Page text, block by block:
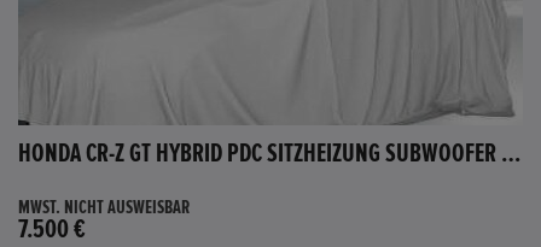
HONDA CR-Z GT HYBRID PDC SITZHEIZUNG SUBWOOFER BLUETOOTH
MWST. NICHT AUSWEISBAR
7.500 €